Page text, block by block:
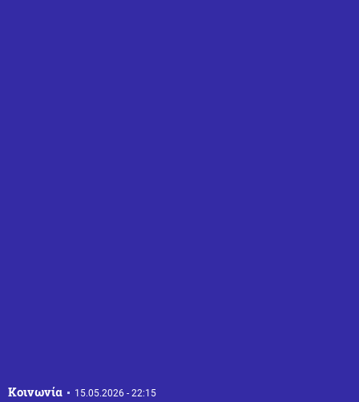
Κοινωνία 15.05.2026 - 22:15